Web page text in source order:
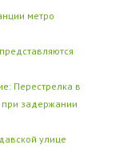
метро
Перестрелка в
задержании
улице